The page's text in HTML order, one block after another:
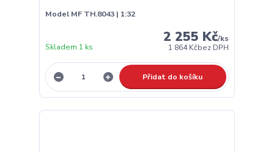
Model MF TH.8043 | 1:32
2 255 Kč/ks
1 864 Kčbez DPH
Skladem 1 ks
Přidat do košíku